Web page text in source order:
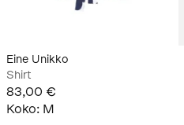
Eine Unikko
Shirt
83,00 €
Koko: M